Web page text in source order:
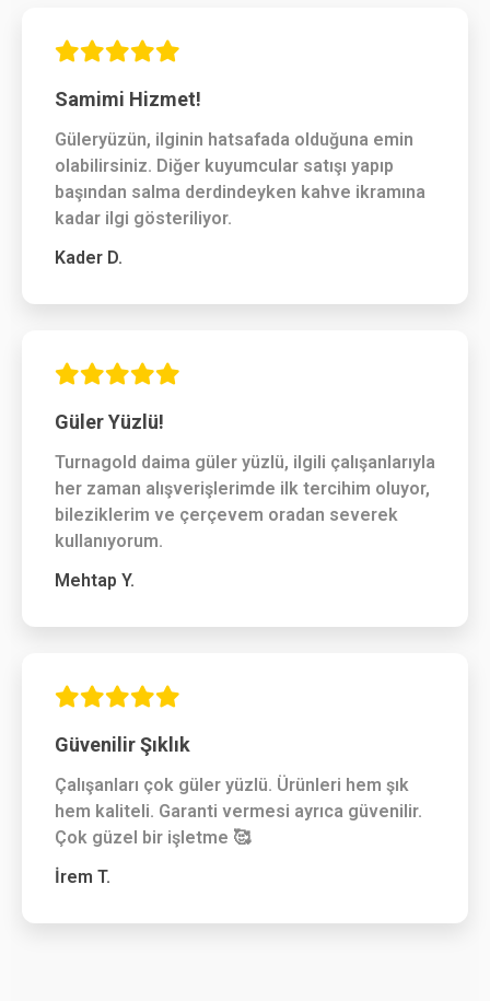
Samimi Hizmet!
Güleryüzün, ilginin hatsafada olduğuna emin
olabilirsiniz. Diğer kuyumcular satışı yapıp
başından salma derdindeyken kahve ikramına
kadar ilgi gösteriliyor.
Kader D.
Güler Yüzlü!
Turnagold daima güler yüzlü, ilgili çalışanlarıyla
her zaman alışverişlerimde ilk tercihim oluyor,
bileziklerim ve çerçevem oradan severek
kullanıyorum.
Mehtap Y.
Güvenilir Şıklık
Çalışanları çok güler yüzlü. Ürünleri hem şık
hem kaliteli. Garanti vermesi ayrıca güvenilir.
Çok güzel bir işletme 🥰
İrem T.